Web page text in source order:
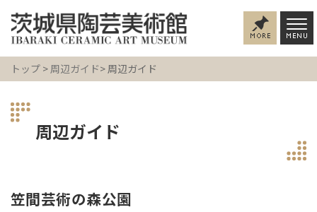
トップ >周辺ガイド> 周辺ガイド
周辺ガイド
笠間芸術の森公園